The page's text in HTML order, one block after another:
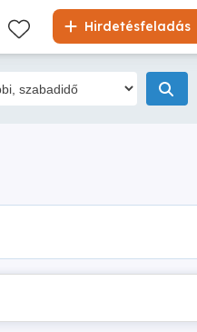
Hirdetésfeladás